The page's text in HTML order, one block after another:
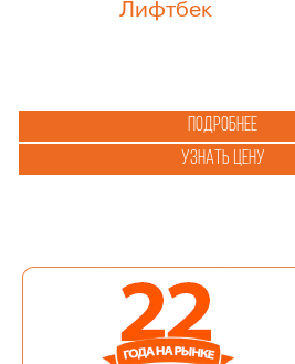
Лифтбек
Подробнее
Узнать цену